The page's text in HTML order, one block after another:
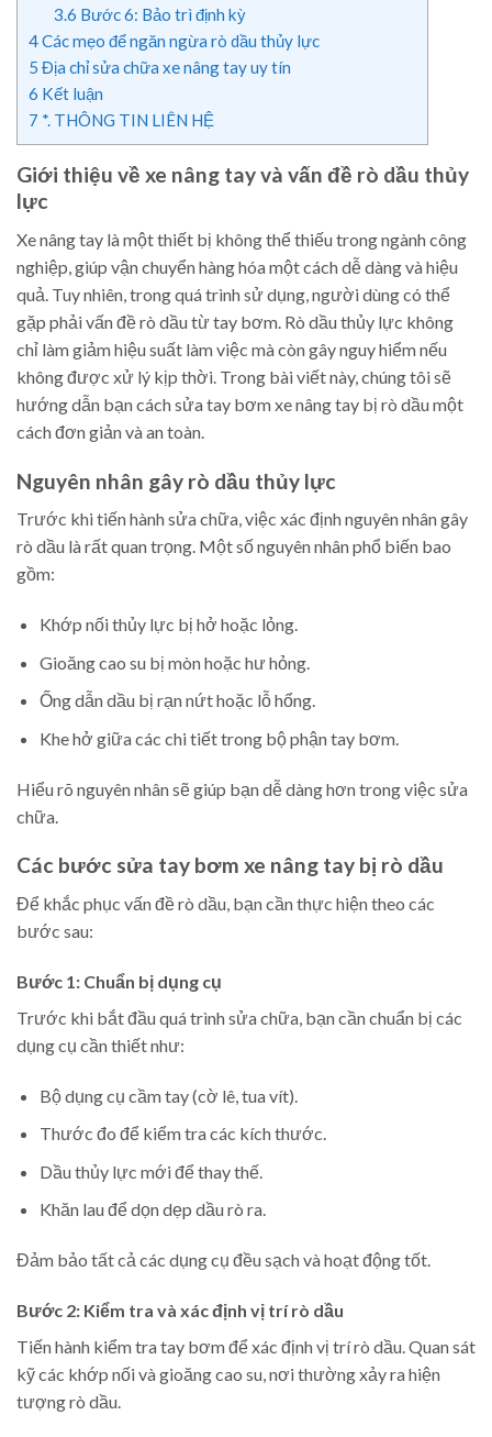
3.6 Bước 6: Bảo trì định kỳ
4Các mẹo để ngăn ngừa rò dầu thủy lực
5 Địa chỉ sửa chữa xe nâng tay uy tín
6 Kết luận
7 *. THÔNG TIN LIÊN HỆ
Giới thiệu về xe nâng tay và vấn đề rò dầu thủy
lực
Xe nâng tay là một thiết bị không thể thiếu trong ngành công
nghiệp, giúp vận chuyển hàng hóa một cách dễ dàng và hiệu
quả. Tuy nhiên, trong quá trình sử dụng, người dùng có thể
gặp phải vấn đề rò dầu từ tay bơm. Rò dầu thủy lực không
chỉ làm giảm hiệu suất làm việc mà còn gây nguy hiểm nếu
không được xử lý kịp thời. Trong bài viết này, chúng tôi sẽ
hướng dẫn bạn cách sửa tay bơm xe nâng tay bị rò dầu một
cách đơn giản và an toàn.
Nguyên nhân gây rò dầu thủy lực
Trước khi tiến hành sửa chữa, việc xác định nguyên nhân gây
rò dầu là rất quan trọng. Một số nguyên nhân phổ biến bao
gồm:
Khớp nối thủy lực bị hở hoặc lỏng.
Gioăng cao su bị mòn hoặc hư hỏng.
Ống dẫn dầu bị rạn nứt hoặc lỗ hổng.
Khe hở giữa các chi tiết trong bộ phận tay bơm.
Hiểu rõ nguyên nhân sẽ giúp bạn dễ dàng hơn trong việc sửa
chữa.
Các bước sửa tay bơm xe nâng tay bị rò dầu
Để khắc phục vấn đề rò dầu, bạn cần thực hiện theo các
bước sau:
Bước 1: Chuẩn bị dụng cụ
Trước khi bắt đầu quá trình sửa chữa, bạn cần chuẩn bị các
dụng cụ cần thiết như:
Bộ dụng cụ cầm tay (cờ lê, tua vít).
Thước đo để kiểm tra các kích thước.
Dầu thủy lực mới để thay thế.
Khăn lau để dọn dẹp dầu rò ra.
Đảm bảo tất cả các dụng cụ đều sạch và hoạt động tốt.
Bước 2: Kiểm tra và xác định vị trí rò dầu
Tiến hành kiểm tra tay bơm để xác định vị trí rò dầu. Quan sát
kỹ các khớp nối và gioăng cao su, nơi thường xảy ra hiện
tượng rò dầu.